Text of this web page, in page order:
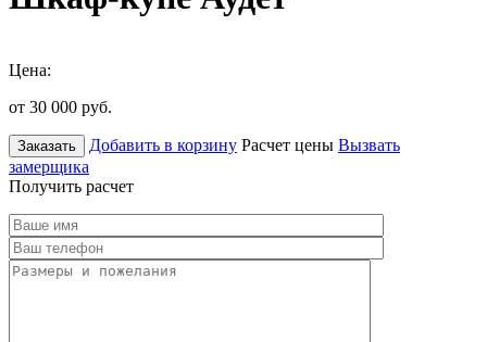
Цена:
от 30 000 руб.
Заказать Добавить в корзину Расчет цены Вызвать
замерщика
Получить расчет